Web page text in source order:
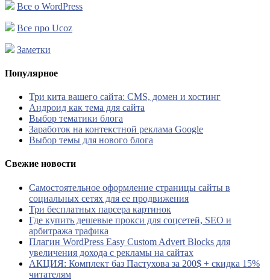
Все о WordPress
Все про Ucoz
Заметки
Популярное
Три кита вашего сайта: CMS, домен и хостинг
Андроид как тема для сайта
Выбор тематики блога
Заработок на контекстной реклама Google
Выбор темы для нового блога
Свежие новости
Самостоятельное оформление страницы сайты в
социальных сетях для ее продвижения
Три бесплатных парсера картинок
Где купить дешевые прокси для соцсетей, SEO и
арбитража трафика
Плагин WordPress Easy Custom Advert Blocks для
увеличения дохода с рекламы на сайтах
АКЦИЯ: Комплект баз Пастухова за 200$ + скидка 15%
читателям